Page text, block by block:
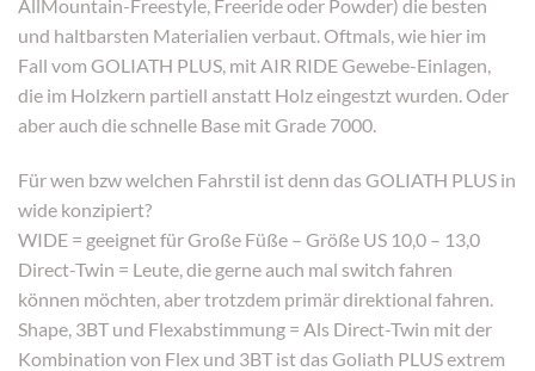
AllMountain-Freestyle, Freeride oder Powder) die besten
und haltbarsten Materialien verbaut. Oftmals, wie hier im
Fall vom GOLIATH PLUS, mit AIR RIDE Gewebe-Einlagen,
die im Holzkern partiell anstatt Holz eingestzt wurden. Oder
aber auch die schnelle Base mit Grade 7000.
Für wen bzw welchen Fahrstil ist denn das GOLIATH PLUS in
wide konzipiert?
WIDE = geeignet für Große Füße – Größe US 10,0 – 13,0
Direct-Twin = Leute, die gerne auch mal switch fahren
können möchten, aber trotzdem primär direktional fahren.
Shape, 3BT und Flexabstimmung = Als Direct-Twin mit der
Kombination von Flex und 3BT ist das Goliath PLUS extrem